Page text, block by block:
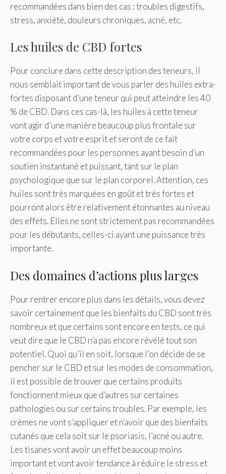
recommandées dans bien des cas : troubles digestifs,
stress, anxiété, douleurs chroniques, acné, etc.
Les huiles de CBD fortes
Pour conclure dans cette description des teneurs, il
nous semblait important de vous parler des huiles extra-
fortes disposant d’une teneur qui peut atteindre les 40
% de CBD. Dans ces cas-là, les huiles à cette teneur
vont agir d’une manière beaucoup plus frontale sur
votre corps et votre esprit et seront de ce fait
recommandées pour les personnes ayant besoin d’un
soutien instantané et puissant, tant sur le plan
psychologique que sur le plan corporel. Attention, ces
huiles sont très marquées en goût et très fortes et
pourront alors être relativement étonnantes au niveau
des effets. Elles ne sont strictement pas recommandées
pour les débutants, celles-ci ayant une puissance très
importante.
Des domaines d’actions plus larges
Pour rentrer encore plus dans les détails, vous devez
savoir certainement que les bienfaits du CBD sont très
nombreux et que certains sont encore en tests, ce qui
veut dire que le CBD n’a pas encore révélé tout son
potentiel. Quoi qu’il en soit, lorsque l’on décide de se
pencher sur le CBD et sur les modes de consommation,
il est possible de trouver que certains produits
fonctionnent mieux que d’autres sur certaines
pathologies ou sur certains troubles. Par exemple, les
crèmes ne vont s’appliquer et n’avoir que des bienfaits
cutanés que cela soit sur le psoriasis, l’acné ou autre.
Les tisanes vont avoir un effet beaucoup moins
important et vont avoir tendance à réduire le stress et